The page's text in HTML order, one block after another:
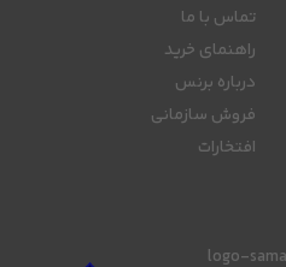
تماس با ما
راهنمای خرید
درباره برنس
فروش سازمانی
افتخارات